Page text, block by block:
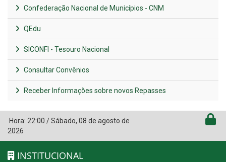
Confederação Nacional de Municípios - CNM
QEdu
SICONFI - Tesouro Nacional
Consultar Convênios
Receber Informações sobre novos Repasses
Hora: 22:00 /Sábado, 08 de agosto de
2026
INSTITUCIONAL